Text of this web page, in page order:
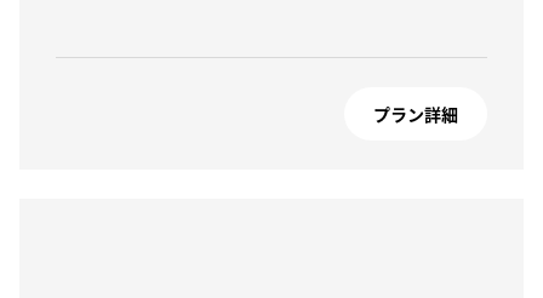
プラン詳細